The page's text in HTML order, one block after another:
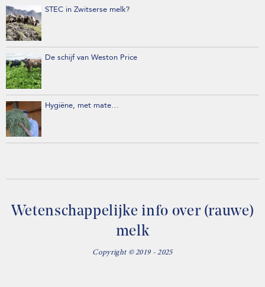
STEC in Zwitserse melk?
De schijf van Weston Price
Hygiëne, met mate…
Wetenschappelijke info over (rauwe)
melk
Copyright © 2019 - 2025